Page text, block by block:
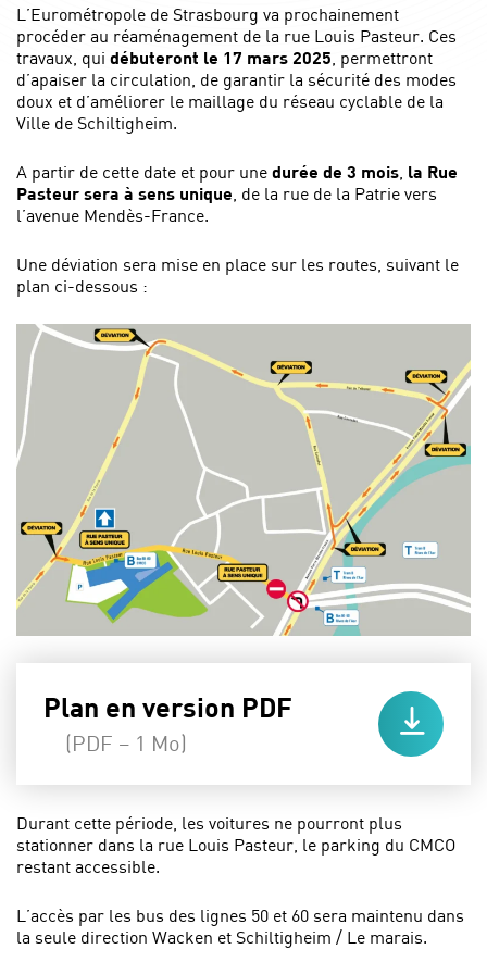
L’Eurométropole de Strasbourg va prochainement
procéder au réaménagement de la rue Louis Pasteur. Ces
travaux, qui débuteront le 17 mars 2025 , permettront
d’apaiser la circulation, de garantir la sécurité des modes
doux et d’améliorer le maillage du réseau cyclable de la
Ville de Schiltigheim.
A partir de cette date et pour une durée de 3 mois la Rue
Pasteur sera à sens unique , de la rue de la Patrie vers
l’avenue Mendès-France.
Une déviation sera mise en place sur les routes, suivant le
plan ci-dessous :
Plan en version PDF
(PDF – 1 Mo)
Durant cette période, les voitures ne pourront plus
stationner dans la rue Louis Pasteur, le parking du CMCO
restant accessible.
L’accès par les bus des lignes 50 et 60 sera maintenu dans
la seule direction Wacken et Schiltigheim / Le marais.